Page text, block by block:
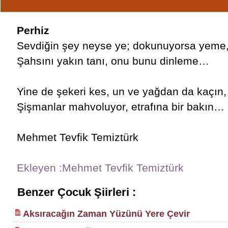
Perhiz
Sevdiğin şey neyse ye; dokunuyorsa
Şahsını yakın tanı, onu bunu dinleme…
Yine de şekeri kes, un ve yağdan da kaçın,
Şişmanlar mahvoluyor, etrafına bir bakın…
Mehmet Tevfik Temiztürk
Ekleyen :Mehmet Tevfik Temiztürk
Benzer Çocuk Şiirleri :
Aksıracağın Zaman Yüzünü Yere Çevir